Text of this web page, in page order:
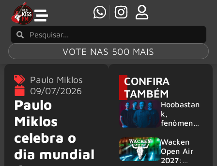
VOTE NAS 500 MAIS
Paulo Miklos
09/07/2026
Paulo
Miklos
celebra o
dia mundial
CONFIRA
TAMBÉM
Hoobastan
k,
fenômeno
rock anos
2000,
volta ao
Wacken
Open Air
2027: